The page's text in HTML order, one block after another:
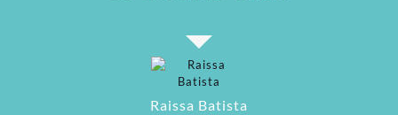
Raissa Batista